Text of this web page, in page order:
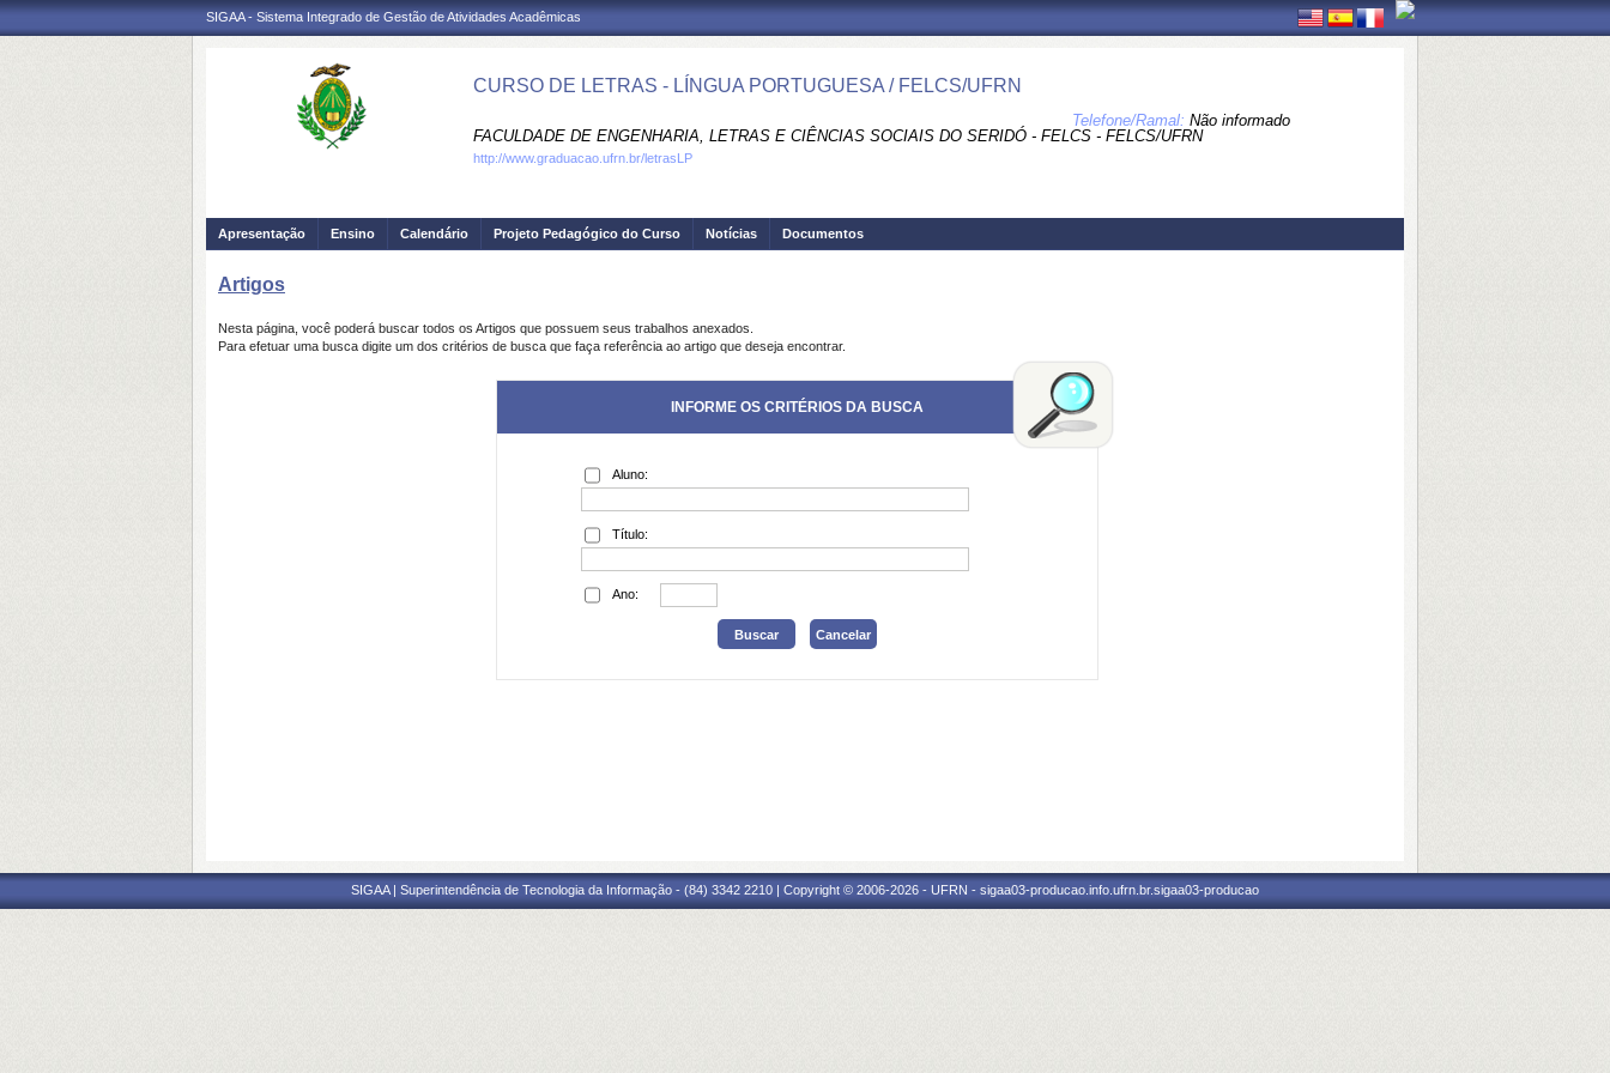
SIGAA - Sistema Integrado de Gestão de Atividades Acadêmicas
CURSO DE LETRAS - LÍNGUA PORTUGUESA / FELCS/UFRN
FACULDADE DE ENGENHARIA, LETRAS E CIÊNCIAS SOCIAIS DO SERIDÓ - FELCS - FELCS/UFRN
Telefone/Ramal: Não informado
http://www.graduacao.ufrn.br/letrasLP
Apresentação Ensino Calendário Projeto Pedagógico do Curso Notícias Documentos
Artigos
Nesta página, você poderá buscar todos os Artigos que possuem seus trabalhos anexados.
Para efetuar uma busca digite um dos critérios de busca que faça referência ao artigo que deseja encontrar.
INFORME OS CRITÉRIOS DA BUSCA
Aluno:
Título:
Ano:
SIGAA | Superintendência de Tecnologia da Informação - (84) 3342 2210 | Copyright © 2006-2026 - UFRN - sigaa03-producao.info.ufrn.br.sigaa03-producao